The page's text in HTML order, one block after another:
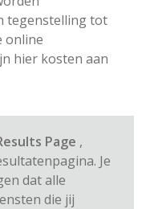
tegenstelling tot
online
hier kosten aan
Page ,
Je
dat alle
die jij